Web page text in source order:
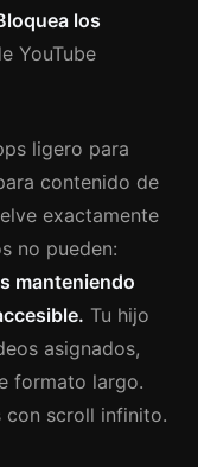
los
YouTube
ligero para
contenido de
exactamente
no pueden:
manteniendo
Tu hijo
asignados,
formato largo.
con scroll infinito.